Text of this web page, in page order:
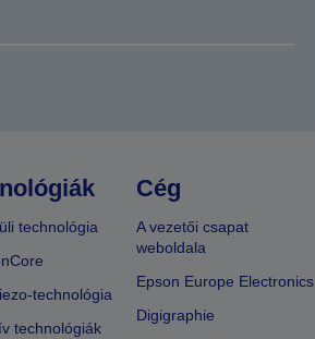
technológia
technológia
technológiák
Cég
A vezetői csapat
weboldala
Epson Europe Electronics
Digigraphie